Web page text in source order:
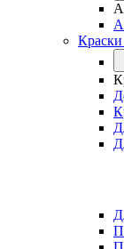
Краски